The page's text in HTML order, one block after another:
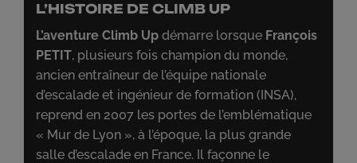
L’HISTOIRE DE CLIMB UP
L’aventure Climb Up démarre lorsque François
PETIT, plusieurs fois champion du monde,
ancien entraîneur de l’équipe nationale
d’escalade et ingénieur de formation (INSA),
reprend en 2007 les portes de l’emblématique
« Mur de Lyon », à l’époque, la plus grande
salle d’escalade en France. Il façonne le